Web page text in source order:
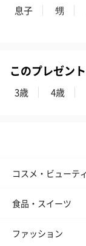
ゼリーバウム カ
スキンケアグッズ
ト【ありがとう】
息子 甥
このプレゼン
3歳 4歳
コスメ・ビューテ
食品・スイーツ
ファッション